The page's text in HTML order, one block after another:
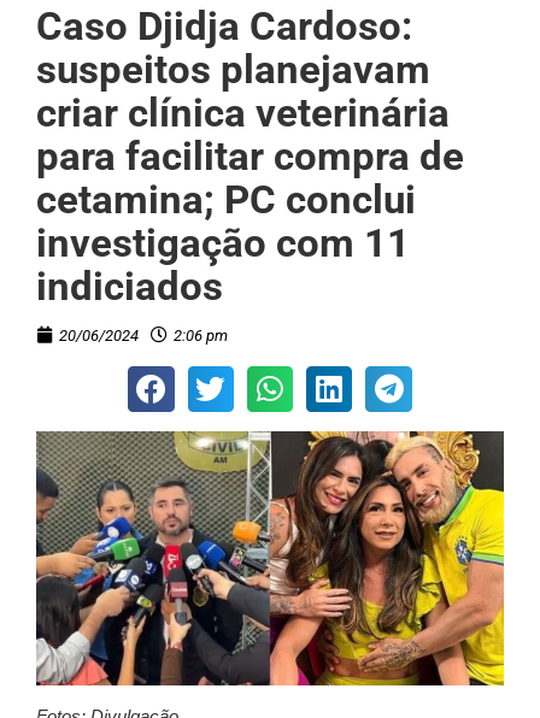
Caso Djidja Cardoso:
suspeitos planejavam
criar clínica veterinária
para facilitar compra de
cetamina; PC conclui
investigação com 11
indiciados
20/06/2024 2:06 pm